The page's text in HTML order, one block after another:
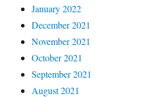
January 2022
December 2021
November 2021
October 2021
September 2021
August 2021